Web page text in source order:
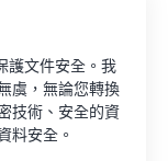
護文件安全。我
虞，無論您轉換
技術、安全的資
料安全。